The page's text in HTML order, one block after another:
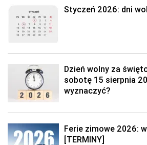
Styczeń 2026: dni
Dzień wolny za
sobotę 15 sierpnia
wyznaczyć?
Ferie zimowe 2026:
[TERMINY]